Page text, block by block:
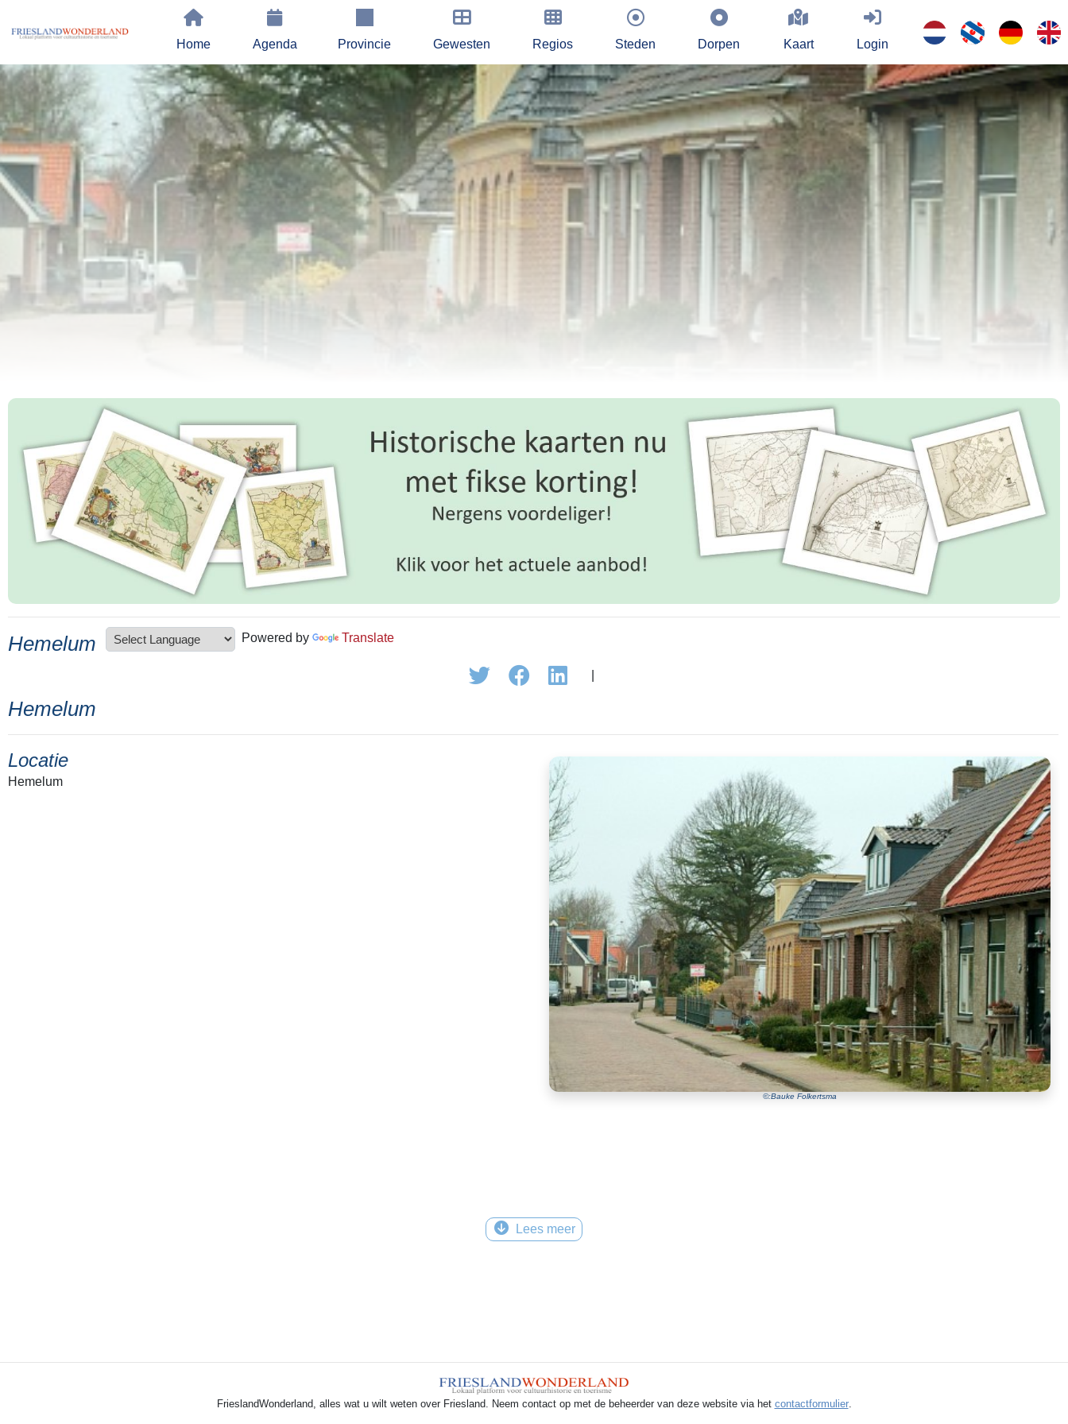
Home Agenda Provincie Gewesten Regios Steden Dorpen Kaart Login
Hemelum Powered by Translate
Hemelum
©:Bauke Folkertsma
Locatie
Hemelum
Lees meer
FrieslandWonderland, alles wat u wilt weten over Friesland. Neem contact op met de beheerder van deze website via het contactformulier.